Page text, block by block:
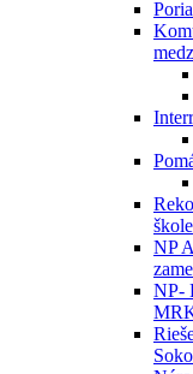
škole
NP
NP-